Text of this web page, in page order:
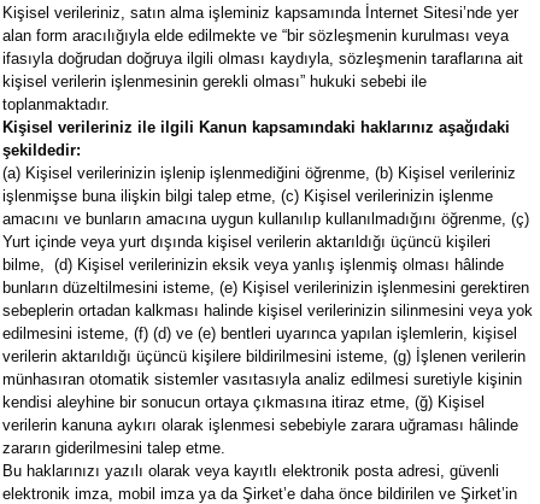
Kişisel verileriniz, satın alma işleminiz kapsamında İnternet Sitesi’nde yer
alan form aracılığıyla elde edilmekte ve “bir sözleşmenin kurulması veya
ifasıyla doğrudan doğruya ilgili olması kaydıyla, sözleşmenin taraflarına ait
kişisel verilerin işlenmesinin gerekli olması” hukuki sebebi ile
toplanmaktadır.
Kişisel verileriniz ile ilgili Kanun kapsamındaki haklarınız aşağıdaki
şekildedir:
(a) Kişisel verilerinizin işlenip işlenmediğini öğrenme, (b) Kişisel verileriniz
işlenmişse buna ilişkin bilgi talep etme, (c) Kişisel verilerinizin işlenme
amacını ve bunların amacına uygun kullanılıp kullanılmadığını öğrenme, (ç)
Yurt içinde veya yurt dışında kişisel verilerin aktarıldığı üçüncü kişileri
bilme, (d) Kişisel verilerinizin eksik veya yanlış işlenmiş olması hâlinde
bunların düzeltilmesini isteme, (e) Kişisel verilerinizin işlenmesini gerektiren
sebeplerin ortadan kalkması halinde kişisel verilerinizin silinmesini veya yok
edilmesini isteme, (f) (d) ve (e) bentleri uyarınca yapılan işlemlerin, kişisel
verilerin aktarıldığı üçüncü kişilere bildirilmesini isteme, (g) İşlenen verilerin
münhasıran otomatik sistemler vasıtasıyla analiz edilmesi suretiyle kişinin
kendisi aleyhine bir sonucun ortaya çıkmasına itiraz etme, (ğ) Kişisel
verilerin kanuna aykırı olarak işlenmesi sebebiyle zarara uğraması hâlinde
zararın giderilmesini talep etme.
Bu haklarınızı yazılı olarak veya kayıtlı elektronik posta adresi, güvenli
elektronik imza, mobil imza ya da Şirket’e daha önce bildirilen ve Şirket’in